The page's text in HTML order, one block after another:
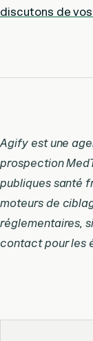
discutons de
Agify est une
prospection
publiques santé
moteurs de
réglementaires,
contact pour les